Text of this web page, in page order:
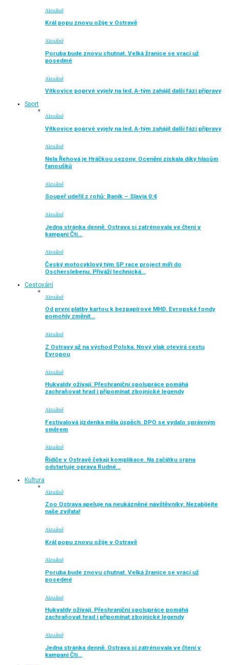
Aktuálně
Král popu znovu ožije v Ostravě
Aktuálně
Poruba bude znovu chutnat. Velká žranice se vrací už
posedmé
Aktuálně
Vítkovice poprvé vyjely na led. A-tým zahájil další fázi přípravy
Sport
Aktuálně
Vítkovice poprvé vyjely na led. A-tým zahájil další fázi přípravy
Aktuálně
Nela Řehová je Hráčkou sezony. Ocenění získala díky hlasům
fanoušků
Aktuálně
Soupeř udeřil z rohů: Baník – Slavia 0:4
Aktuálně
Jedna stránka denně. Ostrava si zatrénovala ve čtení v
kampani Čti…
Aktuálně
Český motocyklový tým SP race project míří do
Oscherslebenu. Přiváží technická…
Cestování
Aktuálně
Od první platby kartou k bezpapírové MHD. Evropské fondy
pomohly změnit…
Aktuálně
Z Ostravy až na východ Polska. Nový vlak otevírá cestu
Evropou
Aktuálně
Hukvaldy ožívají. Přeshraniční spolupráce pomáhá
zachraňovat hrad i připomínat zbojnické legendy
Aktuálně
Festivalová jízdenka měla úspěch. DPO se vydalo správným
směrem
Aktuálně
Řidiče v Ostravě čekají komplikace. Na začátku srpna
odstartuje oprava Rudné…
Kultura
Aktuálně
Zoo Ostrava apeluje na neukázněné návštěvníky: Nezabíjejte
naše zvířata!
Aktuálně
Král popu znovu ožije v Ostravě
Aktuálně
Poruba bude znovu chutnat. Velká žranice se vrací už
posedmé
Aktuálně
Hukvaldy ožívají. Přeshraniční spolupráce pomáhá
zachraňovat hrad i připomínat zbojnické legendy
Aktuálně
Jedna stránka denně. Ostrava si zatrénovala ve čtení v
kampani Čti…